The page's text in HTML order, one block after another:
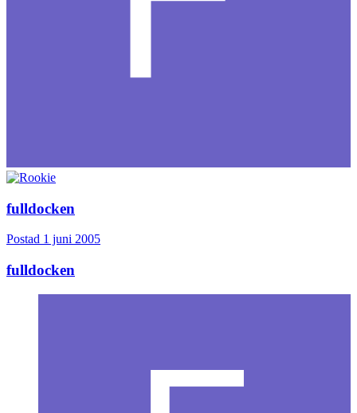
fulldocken
Postad 1 juni 2005
fulldocken